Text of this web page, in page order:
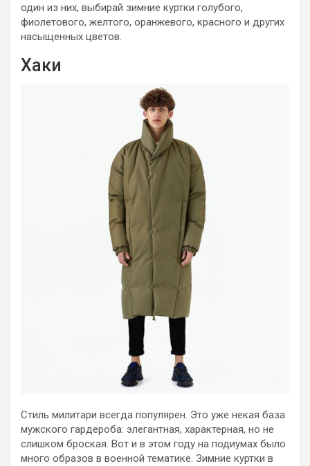
один из них, выбирай зимние куртки голубого,
фиолетового, желтого, оранжевого, красного и других
насыщенных цветов.
Хаки
Стиль милитари всегда популярен. Это уже некая база
мужского гардероба: элегантная, характерная, но не
слишком броская. Вот и в этом году на подиумах было
много образов в военной тематике. Зимние куртки в